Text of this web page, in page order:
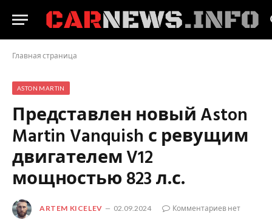
Главная страница
ASTON MARTIN
Представлен новый Aston
Martin Vanquish с ревущим
двигателем V12
мощностью 823 л.с.
ARTEM KICELEV 02.09.2024
Комментариев нет